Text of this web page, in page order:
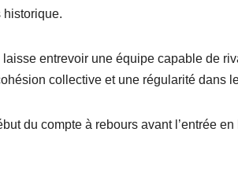
historique.
entrevoir une équipe capable de
collective et une régularité dans
du compte à rebours avant l’entrée